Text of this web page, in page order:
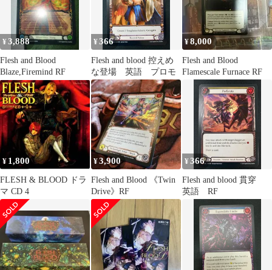
¥3,888
Flesh and Blood
Blaze,Firemind RF
¥366
Flesh and blood 控えめ
な登場 英語 プロモ
¥8,000
Flesh and Blood
Flamescale Furnace RF
¥ 1,800
FLESH & BLOOD ドラ
マ CD 4
¥3,900
Flesh and Blood 《Twin
Drive》RF
¥366
Flesh and blood 貫穿
英語 RF